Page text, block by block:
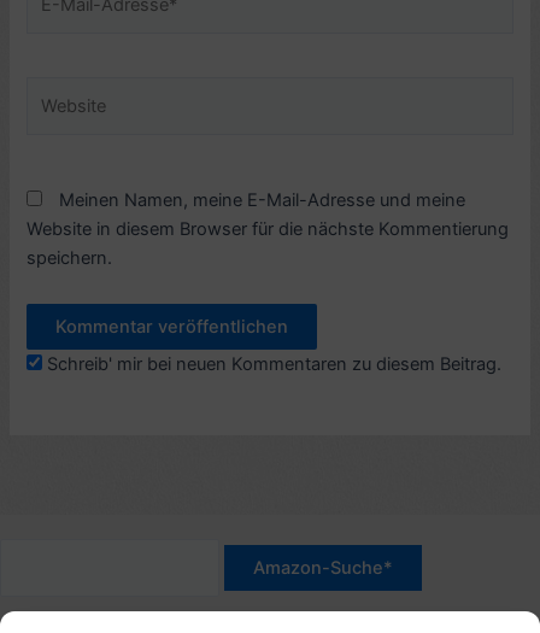
Meinen Namen, meine E-Mail-Adresse und meine
Website in diesem Browser für die nächste Kommentierung
speichern.
Schreib' mir bei neuen Kommentaren zu diesem Beitrag.
*Werbehinweis für Links mit Hinweis "Amazon-Werbelink(s)",